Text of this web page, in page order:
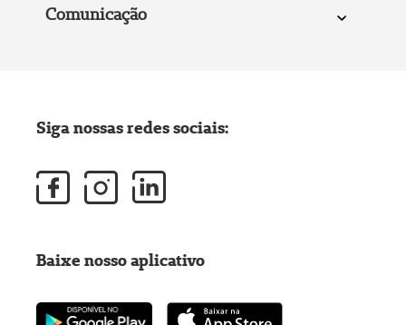
Comunicação
Siga nossas redes sociais:
Baixe nosso aplicativo